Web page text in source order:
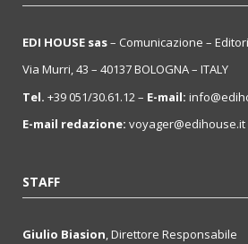
EDI HOUSE sas– Comunicazione –
Via Murri, 43 – 40137 BOLOGNA – ITALY
Tel. +39 051/30.61.12 – E-mail:
E-mail redazione: voyager@edihouse.it
STAFF
Giulio Biasion, Direttore Responsabile